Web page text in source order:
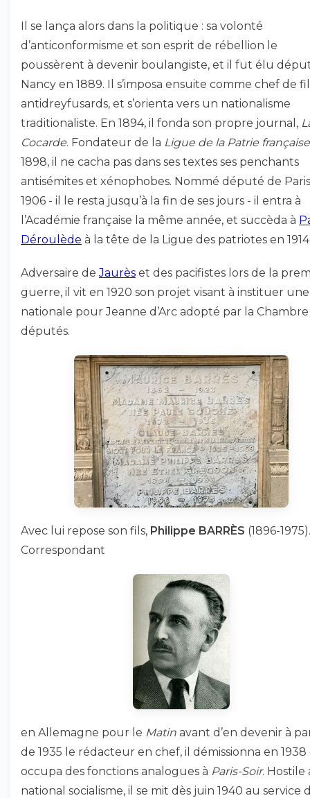
Il se lança alors dans la politique : sa volonté
d’anticonformisme et son esprit de rébellion le
poussèrent à devenir boulangiste, et il fut élu
Nancy en 1889. Il s’imposa ensuite comme chef de
antidreyfusards, et s’orienta vers un nationalisme
traditionaliste. En 1894, il fonda son propre journal,
Cocarde. Fondateur de la Ligue de la Patrie française
1898, il ne cacha pas dans ses textes ses penchants
antisémites et xénophobes. Nommé député de
1906 - il le resta jusqu’à la fin de ses jours - il entra à
l’Académie française la même année, et succèda à
Déroulède à la tête de la Ligue des patriotes en
Adversaire deJaurès et des pacifistes lors de la
guerre, il vit en 1920 son projet visant à instituer
nationale pour Jeanne d’Arc adopté par la
députés.
Avec lui repose son fils, Philippe BARRÈS (1896-1975).
Correspondant
en Allemagne pour le Matin avant d’en devenir à
de 1935 le rédacteur en chef, il démissionna en 1938
occupa des fonctions analogues à Paris-Soir. Hostile
national socialisme, il se mit dès juin 1940 au service